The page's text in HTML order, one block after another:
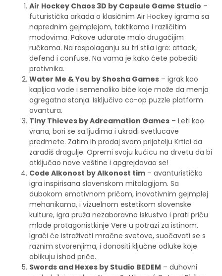
Air Hockey Chaos 3D by Capsule Game Studio –
futuristička arkada o klasičnim Air Hockey igrama sa
naprednim gejmplejom, taktikama i različitim
modovima. Pakove udarate malo drugačijim
ručkama. Na raspolaganju su tri stila igre: attack,
defend i confuse. Na vama je kako ćete pobediti
protivnika.
Water Me & You by Shosha Games – igrak kao
kapljica vode i semenoliko biće koje može da menja
agregatna stanja. Isključivo co-op puzzle platform
avantura.
Tiny Thieves by Adreamation Games – Leti kao
vrana, bori se sa ljudima i ukradi svetlucave
predmete. Zatim ih prodaj svom prijatelju Krtici da
zaradiš dragulje. Opremi svoju kućicu na drvetu da bi
otključao nove veštine i apgrejdovao se!
Code Alkonost by Alkonost tim – avanturistička
igra inspirisana slovenskom mitologijom. Sa
dubokom emotivnom pričom, inovativnim gejmplej
mehanikama, i vizuelnom estetikom slovenske
kulture, igra pruža nezaboravno iskustvo i prati priču
mlade protagonistkinje Vere u potrazi za istinom.
Igrači će istraživati mračne svetove, suočavati se s
raznim stvorenjima, i donositi ključne odluke koje
oblikuju ishod priče.
Swords and Hexes by Studio BEDEM – duhovni